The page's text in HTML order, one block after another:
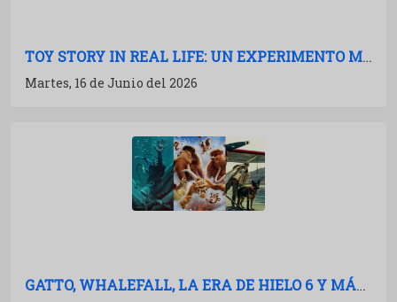
TOY STORY IN REAL LIFE: UN EXPERIMENTO MARAVILLOSO
Martes, 16 de Junio del 2026
GATTO, WHALEFALL, LA ERA DE HIELO 6 Y MÁS: AVALANCHA DE TRAILERS